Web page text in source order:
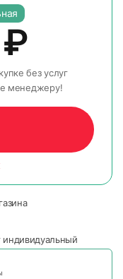
₽
без услуг
менеджеру!
индивидуальный